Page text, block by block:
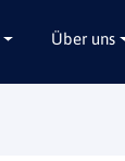
Über uns